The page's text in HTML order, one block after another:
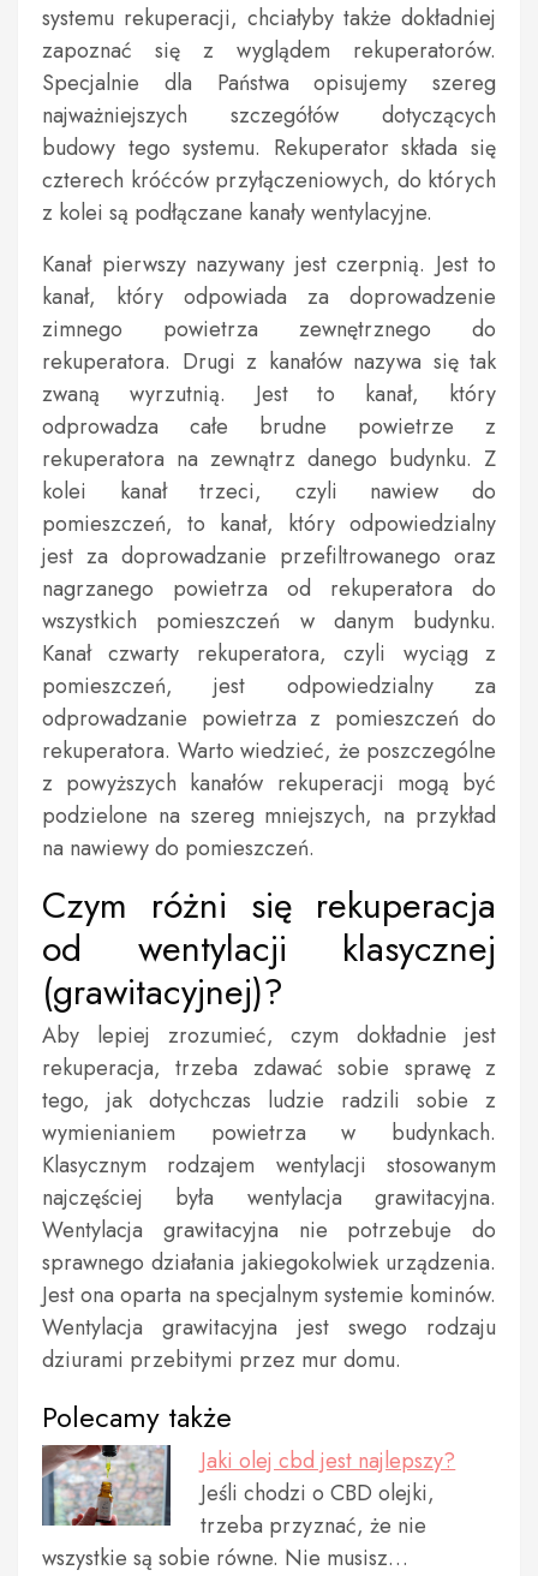
systemu rekuperacji, chciałyby także dokładniej
zapoznać się z wyglądem rekuperatorów.
Specjalnie dla Państwa opisujemy szereg
najważniejszych szczegółów dotyczących
budowy tego systemu. Rekuperator składa się
czterech króćców przyłączeniowych, do których
z kolei są podłączane kanały wentylacyjne.
Kanał pierwszy nazywany jest czerpnią. Jest to
kanał, który odpowiada za doprowadzenie
zimnego powietrza zewnętrznego do
rekuperatora. Drugi z kanałów nazywa się tak
zwaną wyrzutnią. Jest to kanał, który
odprowadza całe brudne powietrze z
rekuperatora na zewnątrz danego budynku. Z
kolei kanał trzeci, czyli nawiew do
pomieszczeń, to kanał, który odpowiedzialny
jest za doprowadzanie przefiltrowanego oraz
nagrzanego powietrza od rekuperatora do
wszystkich pomieszczeń w danym budynku.
Kanał czwarty rekuperatora, czyli wyciąg z
pomieszczeń, jest odpowiedzialny za
odprowadzanie powietrza z pomieszczeń do
rekuperatora. Warto wiedzieć, że poszczególne
z powyższych kanałów rekuperacji mogą być
podzielone na szereg mniejszych, na przykład
na nawiewy do pomieszczeń.
Czym różni się rekuperacja
od wentylacji klasycznej
(grawitacyjnej)?
Aby lepiej zrozumieć, czym dokładnie jest
rekuperacja, trzeba zdawać sobie sprawę z
tego, jak dotychczas ludzie radzili sobie z
wymienianiem powietrza w budynkach.
Klasycznym rodzajem wentylacji stosowanym
najczęściej była wentylacja grawitacyjna.
Wentylacja grawitacyjna nie potrzebuje do
sprawnego działania jakiegokolwiek urządzenia.
Jest ona oparta na specjalnym systemie kominów.
Wentylacja grawitacyjna jest swego rodzaju
dziurami przebitymi przez mur domu.
Polecamy także
Jaki olej cbd jest najlepszy?
Jeśli chodzi o CBD olejki,
trzeba przyznać, że nie
wszystkie są sobie równe. Nie musisz…